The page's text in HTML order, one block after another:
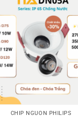
CHÍP NGUỒN PHILIPS